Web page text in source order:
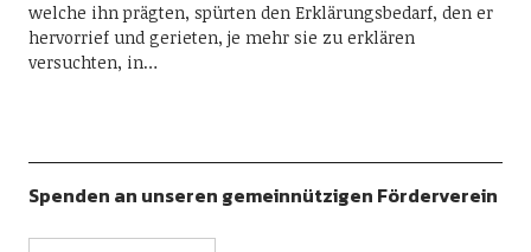
welche ihn prägten, spürten den Erklärungsbedarf, den er
hervorrief und gerieten, je mehr sie zu erklären
versuchten, in…
Spenden an unseren gemeinnützigen Förderverein